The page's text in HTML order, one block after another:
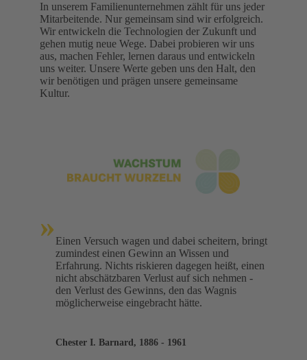
In unserem Familienunternehmen zählt für uns jeder
Mitarbeitende. Nur gemeinsam sind wir erfolgreich.
Wir entwickeln die Technologien der Zukunft und
gehen mutig neue Wege. Dabei probieren wir uns
aus, machen Fehler, lernen daraus und entwickeln
uns weiter. Unsere Werte geben uns den Halt, den
wir benötigen und prägen unsere gemeinsame
Kultur.
» Einen Versuch wagen und dabei scheitern, bringt
zumindest einen Gewinn an Wissen und
Erfahrung. Nichts riskieren dagegen heißt, einen
nicht abschätzbaren Verlust auf sich nehmen -
den Verlust des Gewinns, den das Wagnis
möglicherweise eingebracht hätte.
Chester I. Barnard, 1886 - 1961